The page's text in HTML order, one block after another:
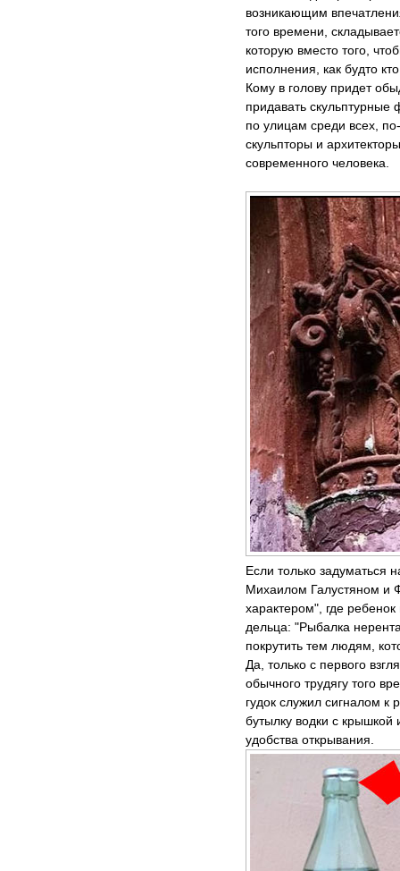
возникающим
того времени,
которую вместо того,
исполнения, как будто
Кому в голову придет
придавать скульптурные
по улицам среди всех,
скульпторы и
современного человека.
Если только задуматься
Михаилом Галустяном и
характером", где
дельца: "Рыбалка
покрутить тем людям,
Да, только с первого
обычного трудягу того
гудок служил сигналом к
бутылку водки с крышкой
удобства открывания.